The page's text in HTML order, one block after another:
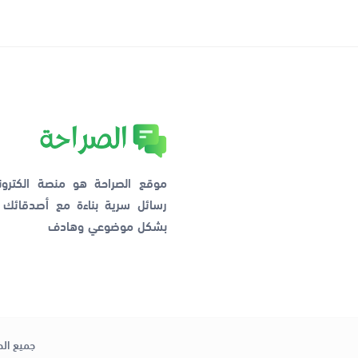
موقع الصراحة هو منصة
رسائل سرية بناءة مع
بشكل موضوعي وهادف
جميع